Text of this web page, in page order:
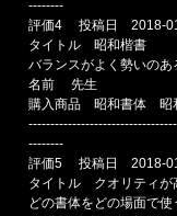
--------
評価4 投稿日 2018-
タイトル 昭和楷書
バランスがよく勢いのあ
名前 先生
購入商品 昭和書体 昭
--------
評価5 投稿日 2018-
タイトル クオリティが
どの書体をどの場面で使